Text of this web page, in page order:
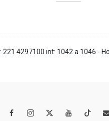
221 4297100 int: 1042 a 1046 -
 